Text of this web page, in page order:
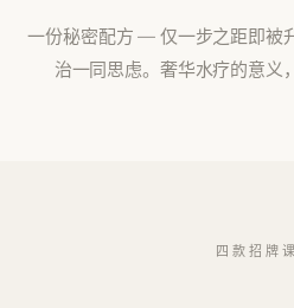
一份秘密配方 — 仅一步之距即被
治一同思虑。奢华水疗的意义
四款招牌